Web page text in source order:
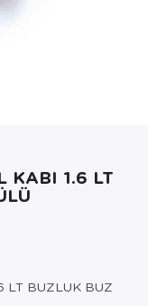
KABI 1.6 LT
LT BUZLUK BUZ